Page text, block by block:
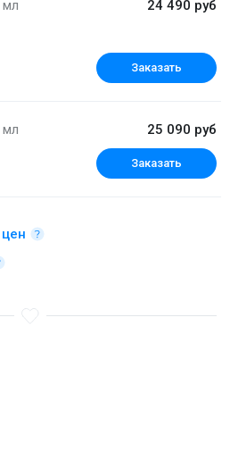
мл
24 490 руб
Заказать
мл 25 090 руб
Заказать